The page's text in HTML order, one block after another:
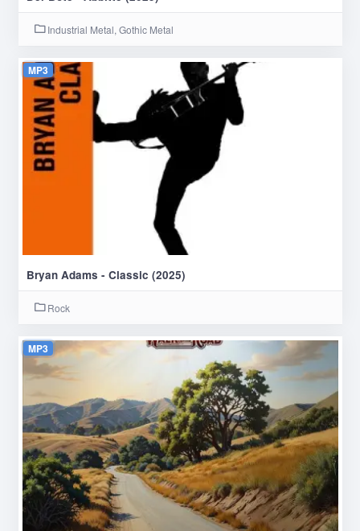
Industrial Metal, Gothic Metal
MP3
Bryan Adams - Classic (2025)
Rock
MP3